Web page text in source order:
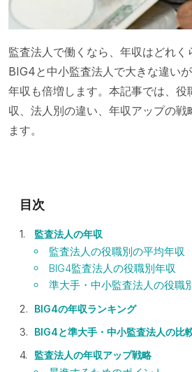
監査法人で働くなら、年収はどれく
BIG4と中小監査法人で大きな違い
年収も倍増します。本記事では、役
収、法人別の違い、年収アップの戦
ます。
監査法人の年収
監査法人の役職別の平均年収
BIG4監査法人の役職別年収
準大手・中小監査法人の役職
BIG4の年収ランキング
BIG4と準大手・中小監査法人の比
監査法人の年収アップ戦略